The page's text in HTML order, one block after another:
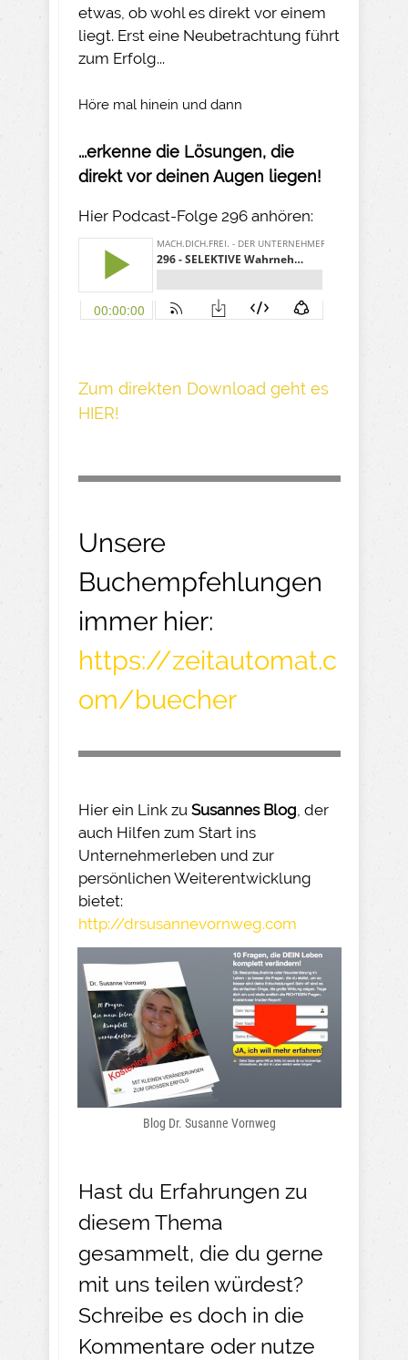
etwas, ob wohl es direkt vor einem
liegt. Erst eine Neubetrachtung führt
zum Erfolg...
Höre mal hinein und dann
...erkenne die Lösungen, die
direkt vor deinen Augen liegen!
Hier Podcast-Folge 296 anhören:
Z um direkte n Download geh t es
HIER!
Unsere
Buchempfehlungen
immer hier:
https://zeitautomat.c
om/buecher
Hier ein Link zu Susannes Blog , der
auch Hilfen zum Start ins
Unternehmerleben und zur
persönlichen Weiterentwicklung
bietet:
http://drsusannevornweg.com
Blog Dr. Susanne Vornweg
Hast du Erfahrungen zu
diesem Thema
gesammelt, die du gerne
mit uns teilen würdest?
Schreibe es doch in die
Kommentare oder nutze